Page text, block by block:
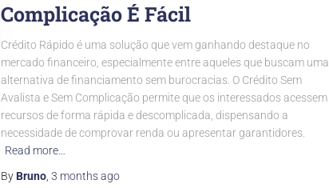
Complicação É Fácil
Crédito Rápido é uma solução que vem ganhando destaque no
mercado financeiro, especialmente entre aqueles que buscam uma
alternativa de financiamento sem burocracias. O Crédito Sem
Avalista e Sem Complicação permite que os interessados acessem
recursos de forma rápida e descomplicada, dispensando a
necessidade de comprovar renda ou apresentar garantidores.
Read more…
By Bruno 3 monthsago